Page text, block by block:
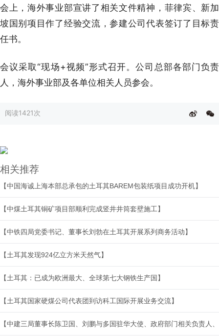
会上，海外事业部宣讲了相关文件精神，菲律宾、新加
坡国别项目作了经验交流，参建公司代表签订了目标责
任书。
会议采取“现场+视频”形式召开。公司总部各部门负责
人，海外事业部及各单位相关人员参会。
阅读1421次
相关推荐
【中国海诚上海本部总承包的土耳其BAREM包装纸项目成功开机】
【中煤土耳其铜矿项目部顺利完成竖井井筒套壁施工】
【中铁四局党委书记、董事长刘勃在土耳其开展系列商务活动】
【土耳其发现924亿立方米天然气】
【土耳其：已成为欧洲最大、全球第七大钢铁生产国】
【土耳其国家硬煤公司代表团到访科工国际开展业务交流】
【中建三局董事长陈卫国、刘鹏与多国驻华大使、政府部门相关负责人